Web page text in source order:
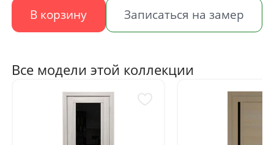
В корзину
Записаться на замер
Все модели этой коллекции